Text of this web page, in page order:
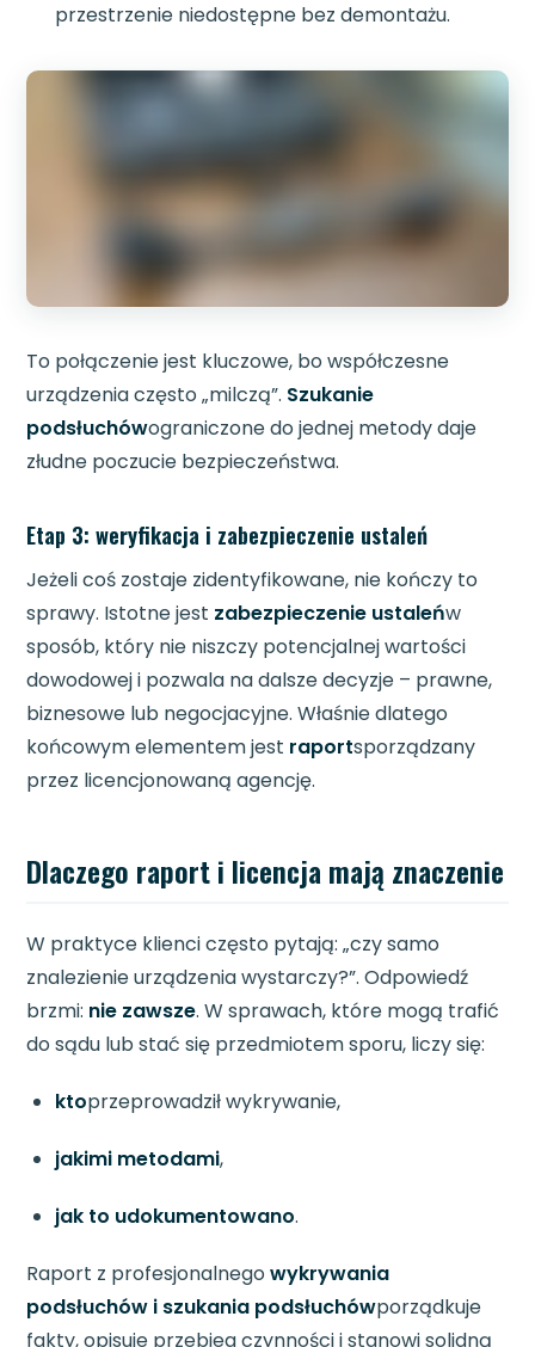
przestrzenie niedostępne bez demontażu.
To połączenie jest kluczowe, bo współczesne
urządzenia często „milczą”. Szukanie
podsłuchówograniczone do jednej metody daje
złudne poczucie bezpieczeństwa.
Etap 3: weryfikacja i zabezpieczenie ustaleń
Jeżeli coś zostaje zidentyfikowane, nie kończy to
sprawy. Istotne jest zabezpieczenie ustaleńw
sposób, który nie niszczy potencjalnej wartości
dowodowej i pozwala na dalsze decyzje – prawne,
biznesowe lub negocjacyjne. Właśnie dlatego
końcowym elementem jest raportsporządzany
przez licencjonowaną agencję.
Dlaczego raport i licencja mają znaczenie
W praktyce klienci często pytają: „czy samo
znalezienie urządzenia wystarczy?”. Odpowiedź
brzmi: nie zawsze. W sprawach, które mogą trafić
do sądu lub stać się przedmiotem sporu, liczy się:
ktoprzeprowadził wykrywanie,
jakimi metodami,
jak to udokumentowano.
Raport z profesjonalnegowykrywania
podsłuchów i szukania podsłuchówporządkuje
fakty, opisuje przebieg czynności i stanowi solidną